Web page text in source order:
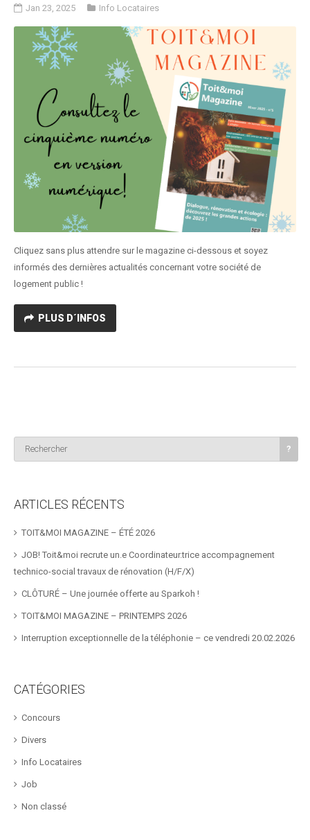
Jan 23, 2025 Info Locataires
Cliquez sans plus attendre sur le magazine ci-dessous et soyez
informés des dernières actualités concernant votre société de
logement public !
PLUS D´INFOS
ARTICLES RÉCENTS
TOIT&MOI MAGAZINE – ÉTÉ 2026
JOB! Toit&moi recrute un.e Coordinateur.trice accompagnement
technico-social travaux de rénovation (H/F/X)
CLÔTURÉ – Une journée offerte au Sparkoh !
TOIT&MOI MAGAZINE – PRINTEMPS 2026
Interruption exceptionnelle de la téléphonie – ce vendredi 20.02.2026
CATÉGORIES
Concours
Divers
Info Locataires
Job
Non classé